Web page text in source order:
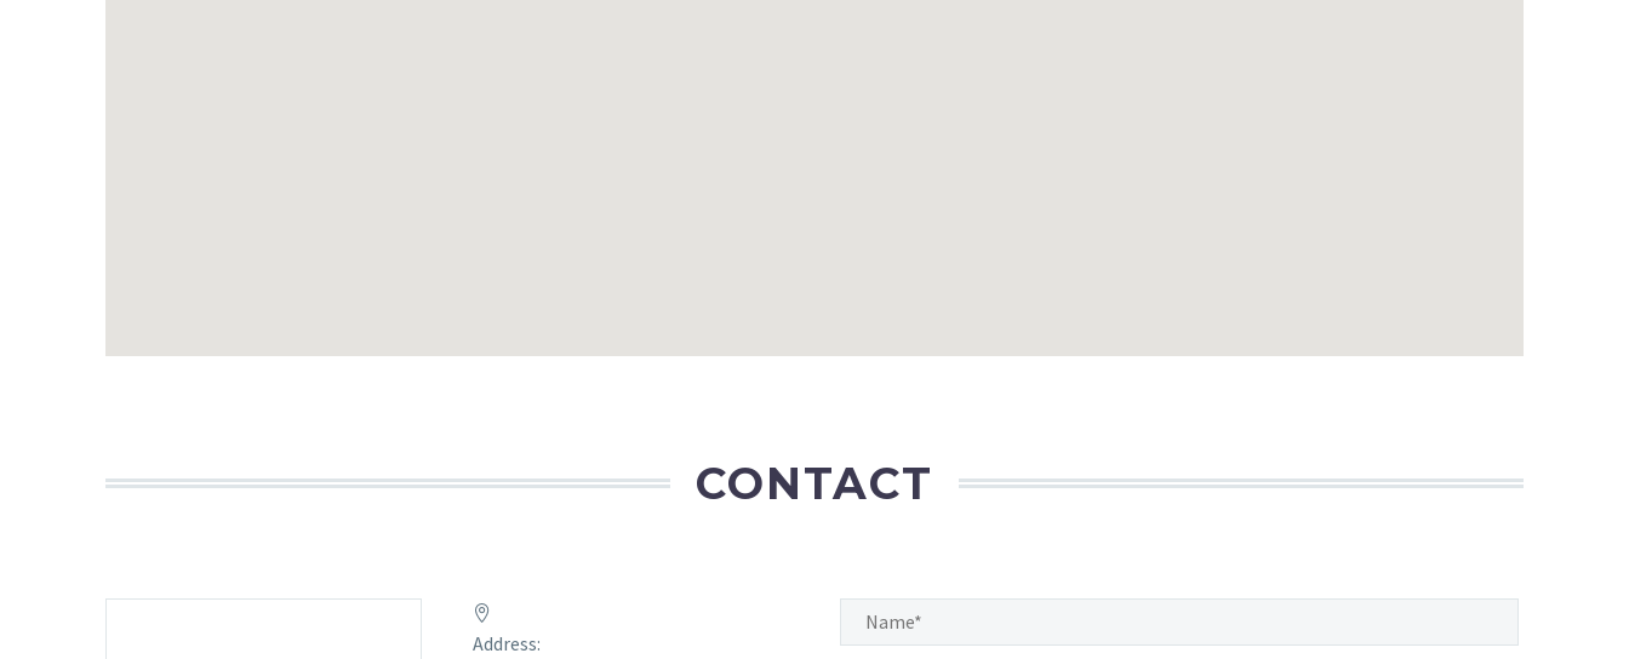
CONTACT
Address: